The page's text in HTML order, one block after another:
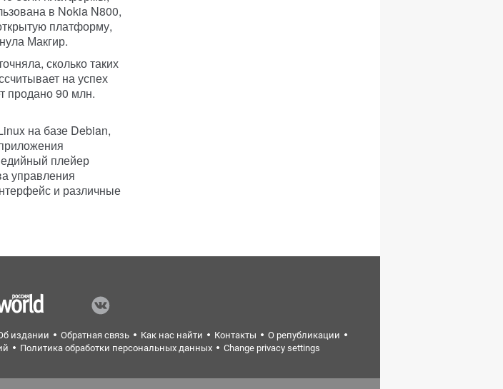
в Nokia N800,
платформу,
Макгир.
сколько таких
на успех
продано 90 млн.
на базе Debian,
плейер
управления
и различные
издании Обратная связь Как нас найти Контакты
О републикации
Политика обработки персональных данных Change privacy settings